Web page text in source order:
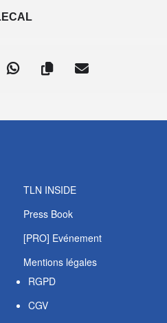
TLN INSIDE
Press Book
[PRO] Evénement
Mentions légales
RGPD
CGV